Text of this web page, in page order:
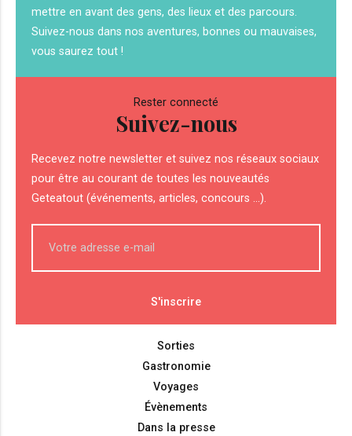
mettre en avant des gens, des lieux et des parcours.
Suivez-nous dans nos aventures, bonnes ou mauvaises,
vous saurez tout !
Rester connecté
Suivez-nous
Recevez notre newsletter et suivez nos réseaux sociaux
pour être au courant de toutes les nouveautés
Geteatout (événements, articles, concours ...).
Sorties
Gastronomie
Voyages
Évènements
Dans la presse